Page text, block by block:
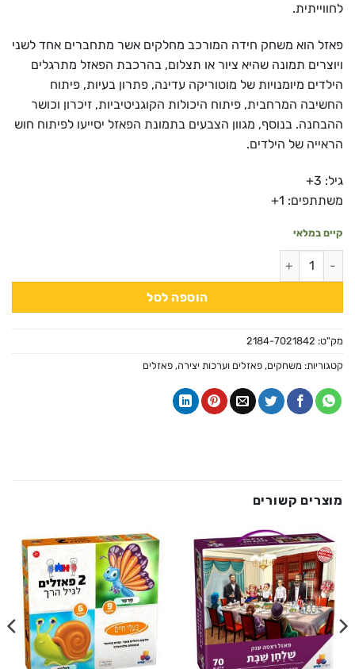
לחווייתית.
פאזל הוא משחק חידה המורכב מחלקים אשר מתחברים אחד לשני
ויוצרים תמונה שהיא ציור או תצלום, בהרכבת הפאזל מתרגלים
הילדים מיומנויות של מוטוריקה עדינה, פתרון בעיות, פיתוח
החשיבה המרחבית, פיתוח היכולות הקוגניטיביות, זיכרון וכושר
ההבחנה. בנוסף, מגוון הצבעים בתמונת הפאזל יסייעו לפיתוח חוש
הראייה של הילדים.
גיל: 3+
משתתפים: 1+
קיים במלאי
כמות של פאזל בית הבובות של גבי – 48 חלקים
הוספה לסל
מק"ט: 2184-7021842
קטגוריות: משחקים, פאזלים וערכות יצירה, פאזלים
מוצרים קשורים